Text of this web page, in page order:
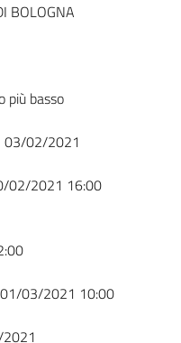
BOLOGNA
più basso
03/02/2021
02/2021 16:00
01/03/2021 10:00